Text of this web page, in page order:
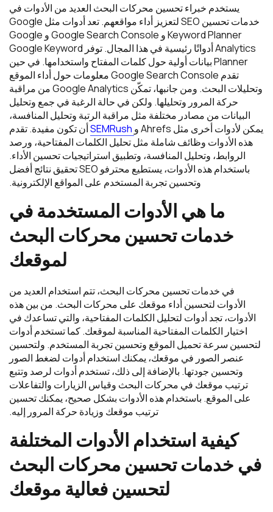
يستخدم خبراء تحسين محركات البحث العديد من الأدوات في
خدمات تحسين SEO لتعزيز أداء مواقعهم. تعد أدوات مثل Google
Keyword Planner و Google Search Console و Google
Analytics أدواتًا رئيسية في هذا المجال. توفر Google Keyword
Planner بيانات أولية حول كلمات المفتاح واستخدامها. في حين
تقدم Google Search Console معلومات حول أداء الموقع
وتحليلات البحث. ومن جانبها، تمكّن Google Analytics من مراقبة
حركة المرور وتحليلها. ولكن في حالة الرغبة في جمع وتحليل
البيانات من مصادر مختلفة مثل مراقبة الرتبة وتحليل المنافسة،
يمكن لأدوات أخرى مثل Ahrefs و
أن تكون مفيدة. تقدم
هذه الأدوات وظائف شاملة مثل تحليل الكلمات المفتاحية، ورصد
الروابط، وتحليل المنافسة، وتطبيق استراتيجيات تحسين الأداء.
باستخدام هذه الأدوات، يستطيع محترفو SEO تحقيق نتائج أفضل
وتحسين تجربة المستخدم على المواقع الإلكترونية.
ماهي الأدوات المستخدمةفي
خدماتتحسين محركات البحث
لموقعك
في خدمات تحسين محركات البحث، تتم استخدام العديد من
الأدوات لتحسين أداء موقعك على محركات البحث. من بين هذه
الأدوات، تجد أدوات لتحليل الكلمات المفتاحية، والتي تساعدك في
اختيار الكلمات المفتاحية المناسبة لموقعك. كما تستخدم أدوات
لتحسين سرعة تحميل الموقع وتحسين تجربة المستخدم. ولتحسين
عنصر الصور في موقعك، يمكنك استخدام أدوات لضغط الصور
وتحسين جودتها. بالإضافة إلى ذلك، تستخدم أدوات لرصد وتتبع
ترتيب موقعك في محركات البحث وقياس الزيارات والتفاعلات
على الموقع. باستخدام هذه الأدوات بشكل صحيح، يمكنك تحسين
ترتيب موقعك وزيادة حركة المرور إليه.
كيفية استخدام الأدوات المختلفة
في خدماتتحسين محركات البحث
لتحسينفعالية موقعك